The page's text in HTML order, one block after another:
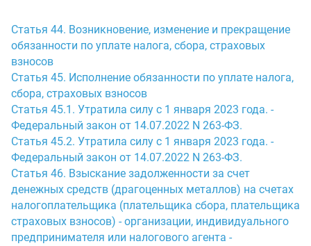
Статья 44. Возникновение, изменение и прекращение
обязанности по уплате налога, сбора, страховых
взносов
Статья 45. Исполнение обязанности по уплате налога,
сбора, страховых взносов
Статья 45.1. Утратила силу с 1 января 2023 года. -
Федеральный закон от 14.07.2022 N 263-ФЗ.
Статья 45.2. Утратила силу с 1 января 2023 года. -
Федеральный закон от 14.07.2022 N 263-ФЗ.
Статья 46. Взыскание задолженности за счет
денежных средств (драгоценных металлов) на счетах
налогоплательщика (плательщика сбора, плательщика
страховых взносов) - организации, индивидуального
предпринимателя или налогового агента -